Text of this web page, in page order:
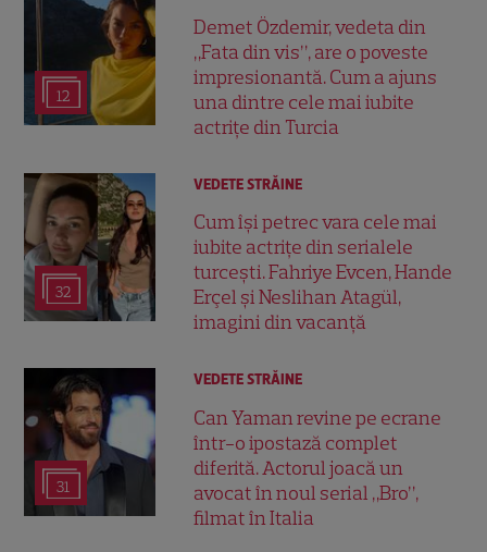
12
Demet Özdemir, vedeta din
„Fata din vis”, are o poveste
impresionantă. Cum a ajuns
una dintre cele mai iubite
actrițe din Turcia
32
VEDETE STRĂINE
Cum își petrec vara cele mai
iubite actrițe din serialele
turcești. Fahriye Evcen, Hande
Erçel și Neslihan Atagül,
imagini din vacanță
31
VEDETE STRĂINE
Can Yaman revine pe ecrane
într-o ipostază complet
diferită. Actorul joacă un
avocat în noul serial „Bro”,
filmat în Italia